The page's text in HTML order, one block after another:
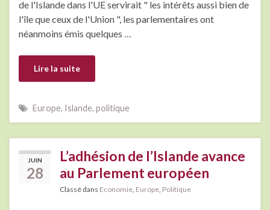
de l'Islande dans l'UE servirait " les intérêts aussi bien de
l'île que ceux de l'Union ", les parlementaires ont
néanmoins émis quelques …
Lire la suite
Europe, Islande, politique
JUIN
28
L’adhésion de l’Islande avance
au Parlement européen
Classé dans Economie, Europe, Politique